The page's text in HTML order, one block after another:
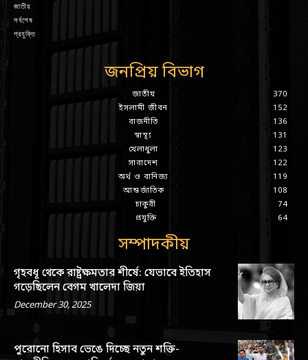
জাতীয়
সর্বশেষ
প্রযুক্তি
জনপ্রিয় বিভাগ
জাতীয়
370
ইসলামী জীবন
152
রাজনীতি
136
স্বাস্থ্য
131
খেলাধুলা
123
সারাদেশ
122
অর্থ ও বানিজ্য
119
আন্তর্জাতিক
108
চাকুরী
74
প্রযুক্তি
64
সম্পাদকীয়
গৃহবধূ থেকে রাষ্ট্রক্ষমতার শীর্ষে: যেভাবে ইতিহাস
গড়েছিলেন বেগম খালেদা জিয়া
December 30, 2025
পুরোনো হিসাব ভেঙে দিচ্ছে নতুন শক্তি-